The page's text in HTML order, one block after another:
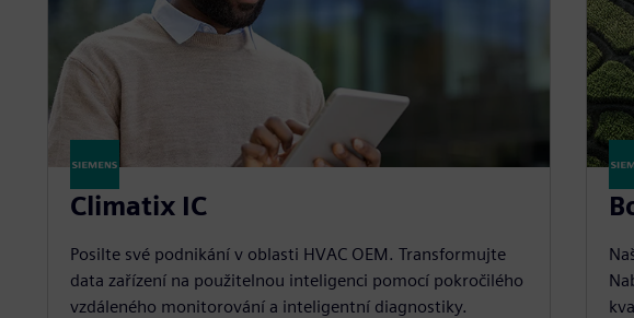
Climatix IC
Posilte své podnikání v oblasti HVAC OEM. Transformujte
data zařízení na použitelnou inteligenci pomocí pokročilého
vzdáleného monitorování a inteligentní diagnostiky.